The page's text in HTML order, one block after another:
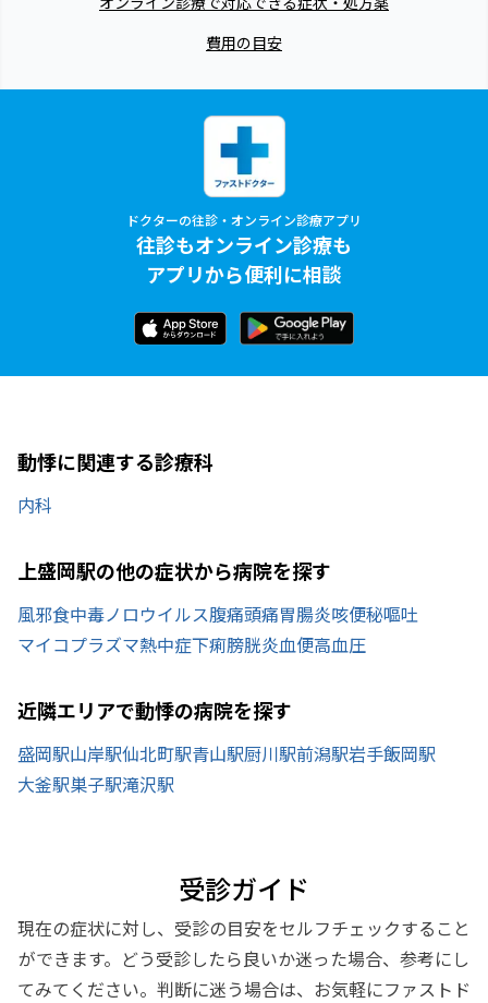
費用の目安
ドクターの往診・オンライン診療アプリ
往診もオンライン診療も
アプリから便利に相談
動悸に関連する診療科
内科
上盛岡駅の他の症状から病院を探す
風邪食中毒ノロウイルス腹痛頭痛胃腸炎咳便秘嘔吐
マイコプラズマ熱中症下痢膀胱炎血便高血圧
近隣エリアで動悸の病院を探す
盛岡駅山岸駅仙北町駅青山駅厨川駅前潟駅岩手飯岡駅
大釜駅巣子駅滝沢駅
受診ガイド
現在の症状に対し、受診の目安をセルフチェックすること
ができます。どう受診したら良いか迷った場合、参考にし
てみてください。判断に迷う場合は、お気軽にファストド